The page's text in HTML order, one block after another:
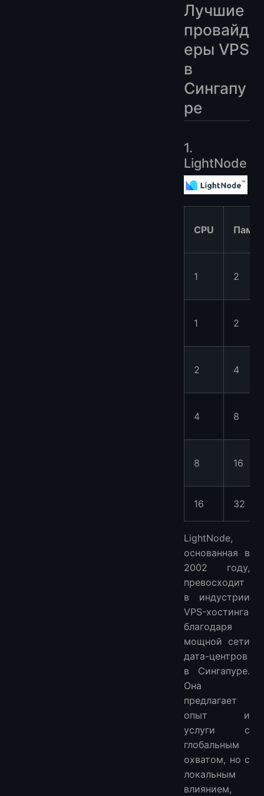
Лучшие
провайд
еры VPS
в
Сингапу
ре
1.
LightNode
CPU
1 2
1 2
2 4
4 8
8 16
16 32
LightNode,
основанная в
2002 году,
превосходит
в индустрии
VPS-хостинга
благодаря
мощной сети
дата-центров
в Сингапуре.
Она
предлагает
опыт и
услуги с
глобальным
охватом, но с
локальным
влиянием,